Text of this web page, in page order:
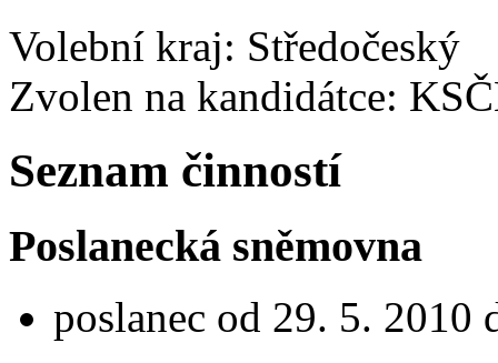
Volební kraj: Středočeský
Zvolen na kandidátce:
Seznam činností
Poslanecká sněmovna
poslanec od 29. 5. 2010